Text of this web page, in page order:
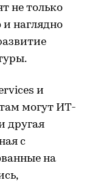
не только
и наглядно
и
могут ИТ-
другая
с
на